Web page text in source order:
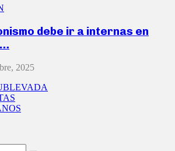
debe ir a internas en
2025